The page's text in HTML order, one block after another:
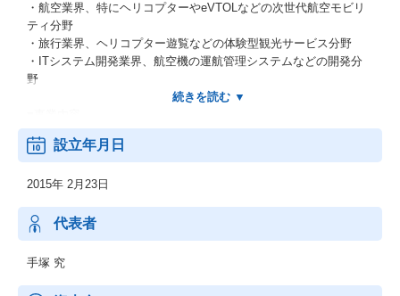
・航空業界、特にヘリコプターやeVTOLなどの次世代航空モビリ
ティ分野
・旅行業界、ヘリコプター遊覧などの体験型観光サービス分野
・ITシステム開発業界、航空機の運航管理システムなどの開発分
野
・ヘリコプターに限らず、ジェット機やeVTOLの仕入れから販売
・ヘリポートの開設など、エアモビリティのインフラ整備
運営
・ヘリコプター貸切移動サービス「AIROS」の運営
・「予約管理」「在庫管理」「運航管理」のシステム開発
設立年月日
2015年 2月23日
代表者
手塚 究